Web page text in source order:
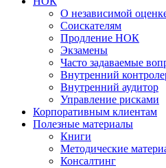
О независимой
Соискателям
Продление НОК
Экзамены
Часто задаваемые
Внутренний
Внутренний аудитор
Управление рисками
Корпоративным клиентам
Полезные материалы
Книги
Методические
Консалтинг